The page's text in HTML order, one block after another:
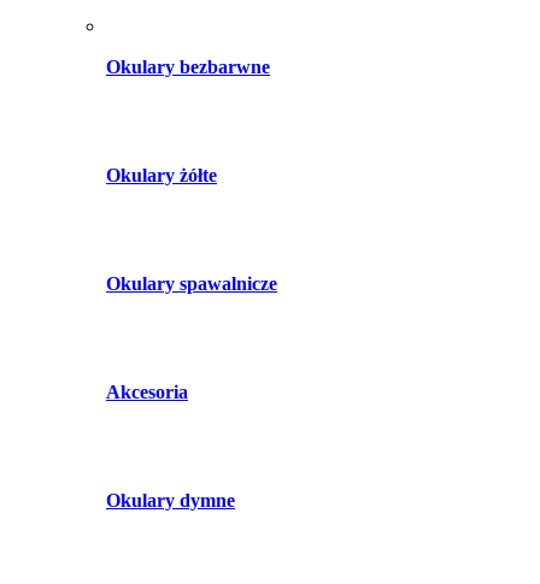
Okulary bezbarwne
Okulary żółte
Okulary spawalnicze
Akcesoria
Okulary dymne